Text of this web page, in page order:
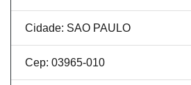
Cidade: SAO PAULO
Cep: 03965-010